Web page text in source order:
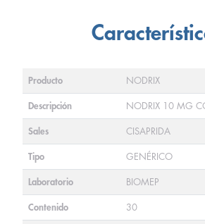
Producto NODRIX
Descripción NODRIX 10 MG
Sales CISAPRIDA
Tipo GENÉRICO
Laboratorio BIOMEP
Contenido 30